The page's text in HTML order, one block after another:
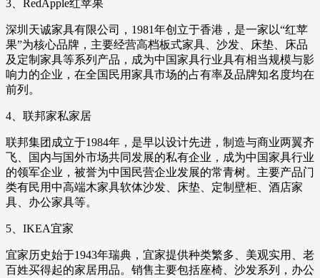
3、RedApple红苹果
深圳天诚家具有限公司，1981年创立于香港，是一家以“红苹
果”为核心品牌，主要经营高档板式家具、沙发、床垫、床品
及定制家具等系列产品，成为中国家具行业具有相当规模与影
响力的企业，在全国民用家具市场的占有率及品牌知名度均在
前列。
4、联邦家私家居
联邦集团成立于1984年，是早以设计先进，制造与商业两翼齐
飞、国内与国外市场共同发展的私有企业，成为中国家具行业
的领军企业，被誉为中国民营企业发展的常青树。主要产品门
类有民用中高端木家具软体沙发、床垫、定制壁柜、酒店家
具、办公家具等。
5、IKEA宜家
宜家历史始于1943年瑞典，宜家提供种类繁多、美观实用、老
百姓买得起的家居用品。销售主要包括座椅、沙发系列，办公